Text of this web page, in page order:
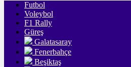
Futbol
Voleybol
F1 Rally
Güreş
Galatasaray
Fenerbahçe
Beşiktaş